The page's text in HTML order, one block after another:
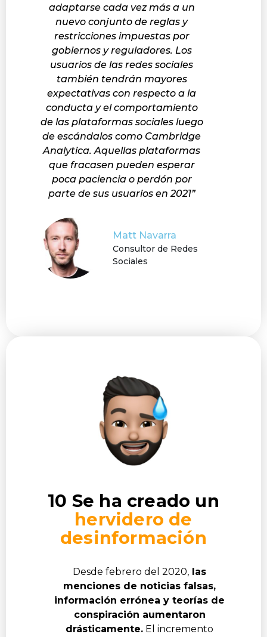
adaptarse cada vez más a un
nuevo conjunto de reglas y
restricciones impuestas por
gobiernos y reguladores. Los
usuarios de las redes sociales
también tendrán mayores
expectativas con respecto a la
conducta y el comportamiento
de las plataformas sociales luego
de escándalos como Cambridge
Analytica. Aquellas plataformas
que fracasen pueden esperar
poca paciencia o perdón por
parte de sus usuarios en 2021”
Matt Navarra
Consultor de Redes
Sociales
Desde febrero del 2020, las
menciones de noticias falsas,
información errónea y teorías de
conspiración aumentaron
drásticamente. El incremento
10 Se ha creado un
hervidero de
desinformación